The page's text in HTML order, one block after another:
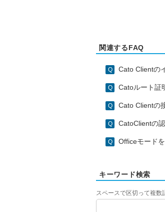
関連するFAQ
Cato Clientの
Catoルート証
Cato Clientの
CatoClientの
Officeモード
キーワード検索
スペースで区切って複数